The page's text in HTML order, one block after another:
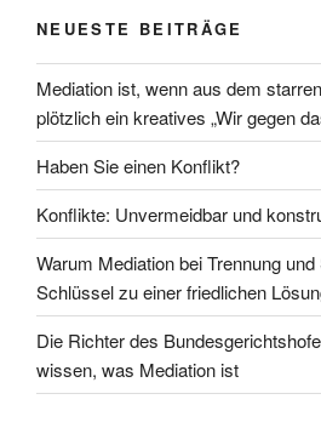
NEUESTE BEITRÄGE
Mediation ist, wenn aus dem
plötzlich ein kreatives „Wir gegen
Haben Sie einen Konflikt?
Konflikte: Unvermeidbar und
Warum Mediation bei Trennung
Schlüssel zu einer friedlichen
Die Richter des
wissen, was Mediation ist